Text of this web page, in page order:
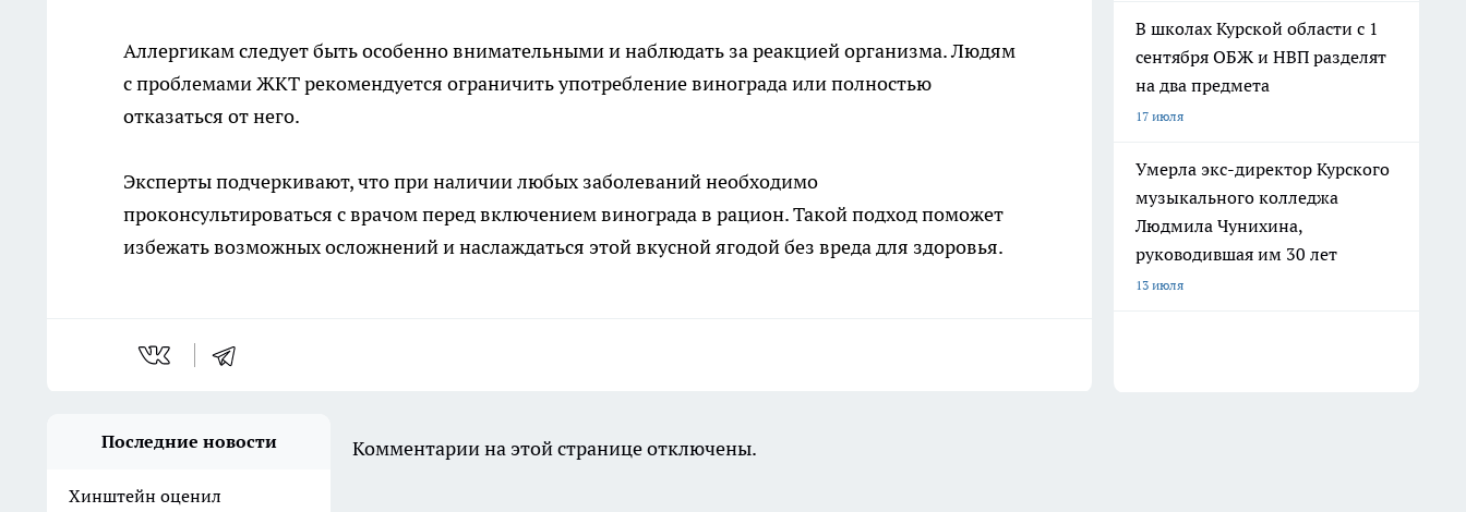
Аллергикам следует быть особенно внимательными и наблюдать за реакцией организма. Людям
с проблемами ЖКТ рекомендуется ограничить употребление винограда или полностью
отказаться от него.
Эксперты подчеркивают, что при наличии любых заболеваний необходимо
проконсультироваться с врачом перед включением винограда в рацион. Такой подход поможет
избежать возможных осложнений и наслаждаться этой вкусной ягодой без вреда для здоровья.
В школах Курской области с 1
сентября ОБЖ и НВП разделят
на два предмета
17 июля
Умерла экс-директор Курского
музыкального колледжа
Людмила Чунихина,
руководившая им 30 лет
13 июля
Последние новости
Хинштейн оценил
Комментарии на этой странице отключены.